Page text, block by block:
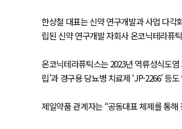
한상철 대표는 신약 연구개발과 사업 다각
립된 신약 연구개발 자회사 온코닉테라퓨
온코닉테라퓨틱스는 2023년 역류성식도
립’과 경구용 당뇨병 치료제 ‘JP-2266’ 등
제일약품 관계자는 “공동대표 체제를 통